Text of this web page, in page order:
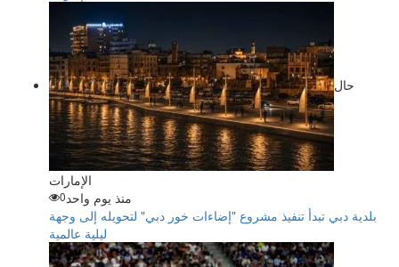
حال
الإمارات
منذ يوم واحد0
بلدية دبي تبدأ تنفيذ مشروع "إضاءات خور دبي" لتحويله إلى وجهة
ليلية عالمية